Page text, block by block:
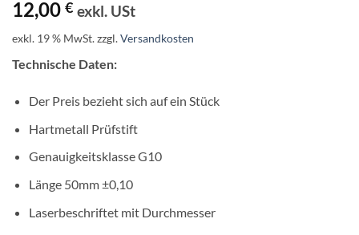
12,00 € exkl. USt
exkl. 19 % MwSt.zzgl.Versandkosten
Technische Daten:
Der Preis bezieht sich auf ein Stück
Hartmetall Prüfstift
Genauigkeitsklasse G10
Länge 50mm ±0,10
Laserbeschriftet mit Durchmesser